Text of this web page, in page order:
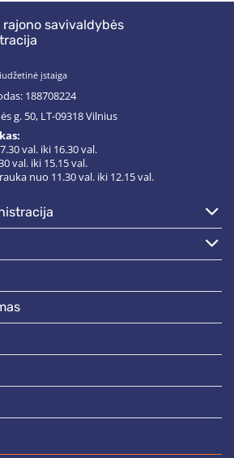
savivaldybės
įstaiga
188708224
g. 50, LT-09318 Vilnius
val. iki 16.30 val.
val. iki 15.15 val.
nuo 11.30 val. iki 12.15 val.